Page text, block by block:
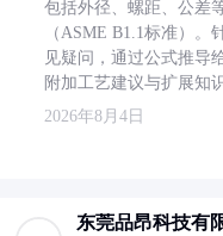
包括外径、螺距、公差
（ASME B1.1标准）。
见疑问，通过公式推导
附加工艺建议与扩展知识
2026年8月4日
东莞品昂科技有